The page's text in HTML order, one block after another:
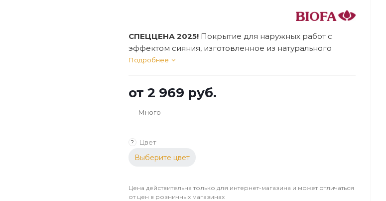
СПЕЦЦЕНА 2025! Покрытие для наружных работ с
эффектом сияния, изготовленное из натурального
сырья. Применяется для защиты и декоративной
древесины.
Подробнее
от 2 969 руб.
Много
? Цвет
Выберите цвет
Цена действительна только для интернет-магазина и может отличаться
от цен в розничных магазинах